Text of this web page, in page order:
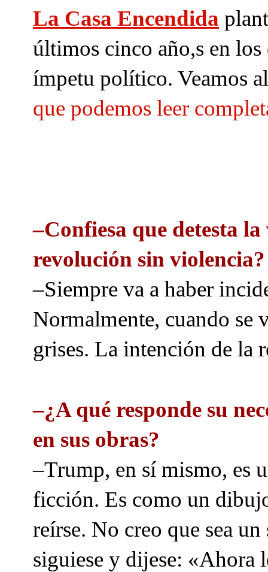
La Casa Encendida
últimos cinco año,s en
ímpetu político. Veamos
que podemos leer
–Confiesa que detesta
revolución sin violencia?
–Siempre va a haber
Normalmente, cuando se
grises. La intención de la
–¿A qué responde su
en sus obras?
–Trump, en sí mismo, es
ficción. Es como un
reírse. No creo que sea
siguiese y dijese: «Ahora